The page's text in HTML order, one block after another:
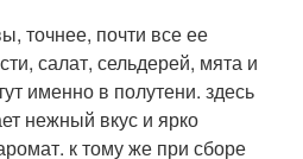
точнее, почти все ее
салат, сельдерей, мята и
именно в полутени. здесь
нежный вкус и ярко
к тому же при сборе